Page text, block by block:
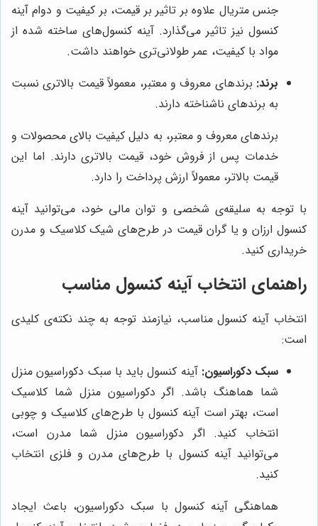
جنس متریال علاوه بر تاثیر بر قیمت، بر کیفیت و دوام آینه
کنسول نیز تاثیر می‌گذارد. آینه کنسول‌های ساخته شده از
مواد با کیفیت، عمر طولانی‌تری خواهند داشت.
برند: برندهای معروف و معتبر، معمولاً قیمت بالاتری نسبت
به برندهای ناشناخته دارند.
برندهای معروف و معتبر، به دلیل کیفیت بالای محصولات و
خدمات پس از فروش خود، قیمت بالاتری دارند. اما این
قیمت بالاتر، معمولاً ارزش پرداخت را دارد.
با توجه به سلیقه‌ی شخصی و توان مالی خود، می‌توانید آینه
کنسول ارزان و یا گران قیمت در طرح‌های شیک کلاسیک و مدرن
خریداری کنید.
راهنمای انتخاب آینه کنسول مناسب
انتخاب آینه کنسول مناسب، نیازمند توجه به چند نکته‌ی کلیدی
است:
سبک دکوراسیون: آینه کنسول باید با سبک دکوراسیون منزل
شما هماهنگ باشد. اگر دکوراسیون منزل شما کلاسیک
است، بهتر است آینه کنسول با طرح‌های کلاسیک و چوبی
انتخاب کنید. اگر دکوراسیون منزل شما مدرن است،
می‌توانید آینه کنسول با طرح‌های مدرن و فلزی انتخاب
کنید.
هماهنگی آینه کنسول با سبک دکوراسیون، باعث ایجاد